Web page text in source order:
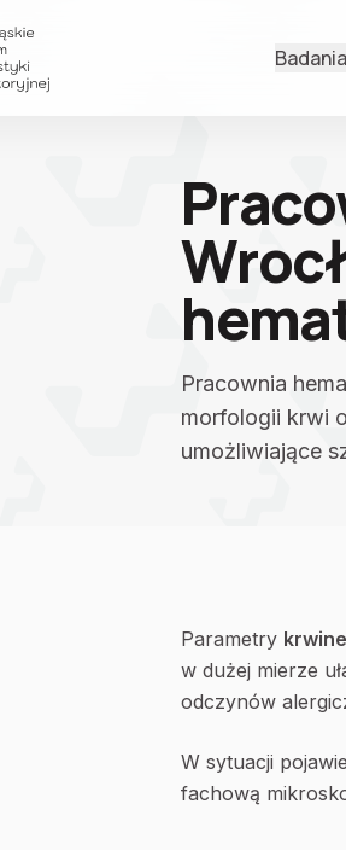
Badania
Pracownia
morfologii krwi
umożliwiające
Parametry
w dużej mierze
odczynów
W sytuacji
fachową